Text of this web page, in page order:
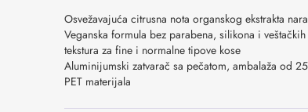
Osvežavajuća citrusna nota organskog ekstrakta
Veganska formula bez parabena, silikona i
tekstura za fine i normalne tipove kose
Aluminijumski zatvarač sa pečatom, ambalaža od
PET materijala